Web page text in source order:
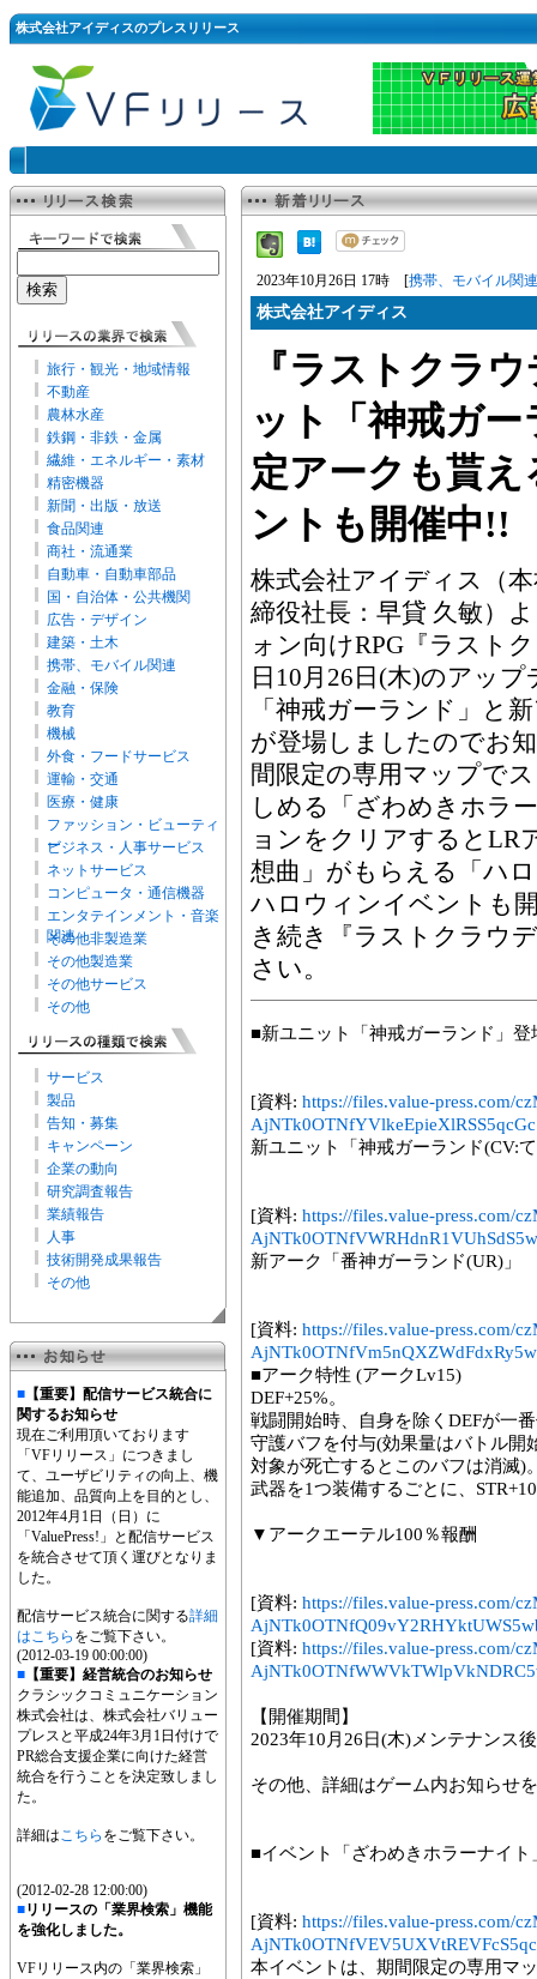
株式会社アイディスのプレスリリース
旅行・観光・地域情報
不動産
農林水産
鉄鋼・非鉄・金属
繊維・エネルギー・素材
精密機器
新聞・出版・放送
食品関連
商社・流通業
自動車・自動車部品
国・自治体・公共機関
広告・デザイン
建築・土木
携帯、モバイル関連
金融・保険
教育
機械
外食・フードサービス
運輸・交通
医療・健康
ファッション・ビューティ
ー
ビジネス・人事サービス
ネットサービス
コンピュータ・通信機器
エンタテインメント・音楽
関連
その他非製造業
その他製造業
その他サービス
その他
サービス
製品
告知・募集
キャンペーン
企業の動向
研究調査報告
業績報告
人事
技術開発成果報告
その他
■ 【重要】配信サービス統合に
関するお知らせ
現在ご利用頂いております
「VFリリース」につきまし
て、ユーザビリティの向上、機
能追加、品質向上を目的とし、
2012年4月1日（日）に
「ValuePress!」と配信サービス
を統合させて頂く運びとなりま
した。
配信サービス統合に関する詳細
はこちら をご覧下さい。
(2012-03-19 00:00:00)
■ 【重要】経営統合のお知らせ
クラシックコミュニケーション
株式会社は、株式会社バリュー
プレスと平成24年3月1日付けで
PR総合支援企業に向けた経営
統合を行うことを決定致しまし
た。
詳細はこちら をご覧下さい。
(2012-02-28 12:00:00)
■リリースの「業界検索」機能
を強化しました。
VFリリース内の「業界検索」
2023年10月26日 17時 [携帯、モバイル関連
株式会社アイディス
『ラストクラ
ット「神戒ガ
定アークも貰
ントも開催中!!
株式会社アイディス（
締役社長：早貸 久敏）
ォン向けRPG『ラスト
日10月26日(木)のアッ
「神戒ガーランド」と
が登場しましたのでお
間限定の専用マップで
しめる「ざわめきホラ
ョンをクリアするとLR
想曲」がもらえる「ハ
ハロウィンイベントも
き続き『ラストクラウ
さい。
■新ユニット「神戒ガーランド」登
[資料: https://files.value-press.com/
新ユニット「神戒ガーランド(CV:
[資料: https://files.value-press.com/
新アーク「番神ガーランド(UR)」
[資料: https://files.value-press.com/
■アーク特性 (アークLv15)
DEF+25%。
戦闘開始時、自身を除くDEFが一
守護バフを付与(効果量はバトル開
対象が死亡するとこのバフは消滅)
武器を1つ装備するごとに、
▼アークエーテル100％報酬
[資料: https://files.value-press.com/
[資料: https://files.value-press.com/
【開催期間】
2023年10月26日(木)メンテナンス
その他、詳細はゲーム内お知らせ
■イベント「ざわめきホラーナイト
[資料: https://files.value-press.com/
本イベントは、期間限定の専用マ